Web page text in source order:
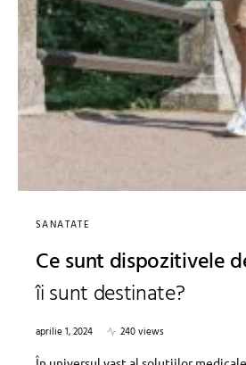
SANATATE
Ce sunt dispozitivele
îi sunt destinate?
aprilie 1, 2024
240 views